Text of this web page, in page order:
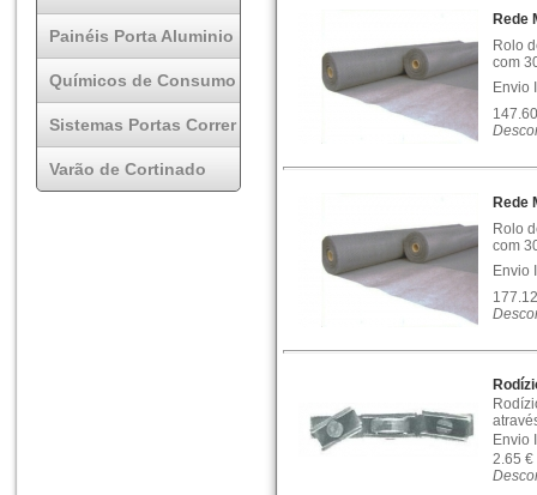
Painéis Porta Aluminio
Químicos de Consumo
Sistemas Portas Correr
Varão de Cortinado
Rede
Rolo
com
Envio
Rede
Rolo
com
Envio
Envio
2.65 €